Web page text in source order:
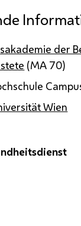
der
(MA 70)
Wien